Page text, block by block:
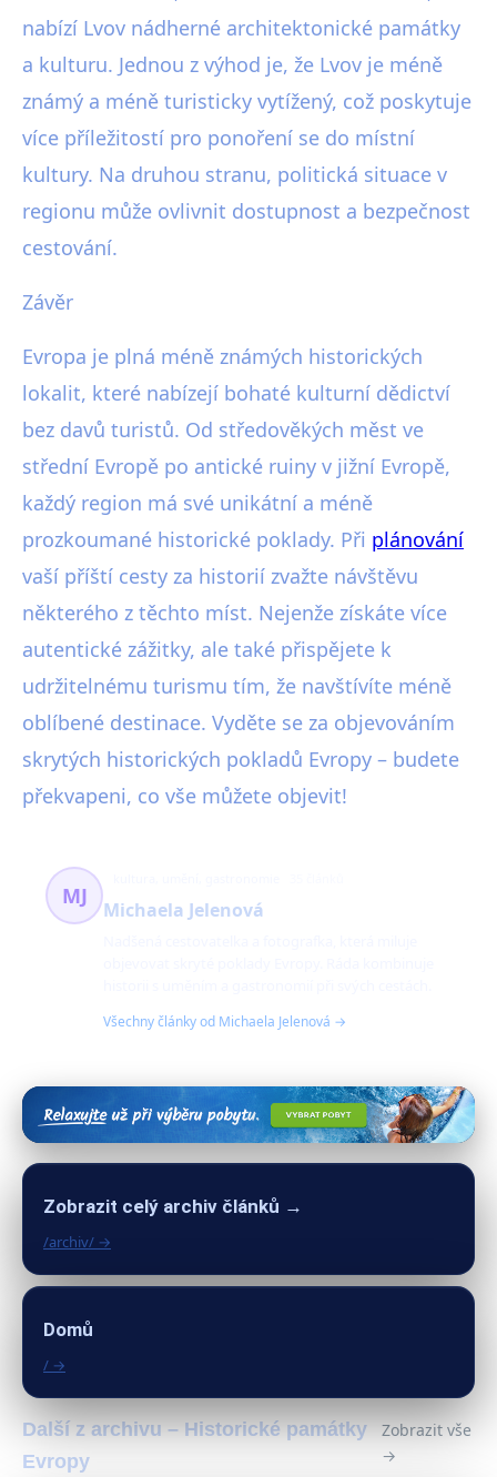
nabízí Lvov nádherné architektonické památky
a kulturu. Jednou z výhod je, že Lvov je méně
známý a méně turisticky vytížený, což poskytuje
více příležitostí pro ponoření se do místní
kultury. Na druhou stranu, politická situace v
regionu může ovlivnit dostupnost a bezpečnost
cestování.
Závěr
Evropa je plná méně známých historických
lokalit, které nabízejí bohaté kulturní dědictví
bez davů turistů. Od středověkých měst ve
střední Evropě po antické ruiny v jižní Evropě,
každý region má své unikátní a méně
prozkoumané historické poklady. Při plánování
vaší příští cesty za historií zvažte návštěvu
některého z těchto míst. Nejenže získáte více
autentické zážitky, ale také přispějete k
udržitelnému turismu tím, že navštívíte méně
oblíbené destinace. Vyděte se za objevováním
skrytých historických pokladů Evropy – budete
překvapeni, co vše můžete objevit!
MJ
Michaela Jelenová
Všechny články od Michaela Jelenová →
Zobrazit celý archiv článků →
/archiv/ →
Domů
/ →
Další z archivu – Historické památky
Evropy
Zobrazit vše
→